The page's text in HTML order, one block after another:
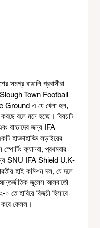
সমগ্র বাঙালি প্রবাসীরা
Town Football
এ যে খেলা হল,
করছে বলে মনে হচ্ছে। বিষয়টি
বাচ্চাদের জন্য IFA
হাড্ডাহাড্ডি লড়াইয়ের
স্পোর্টিং ফ্যানরা, প্রথমবার
SNU IFA Shield U.K-
হাই কমিশন দল, যে দলে
জুলেস আলবার্তো
০ তে হারিয়ে বিজয়ী হিসাবে
করে ফেলল।